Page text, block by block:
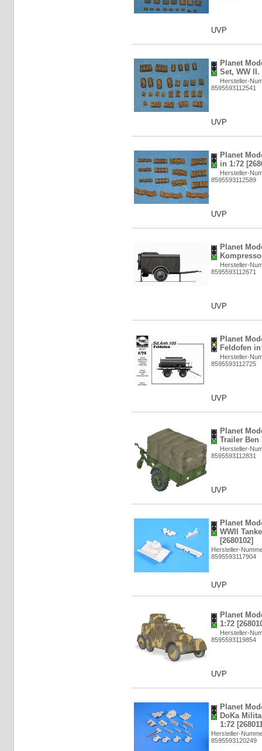
UVP
Planet
Set, WW II.
Hersteller-
8595593112541
UVP
Planet
in 1:72
Hersteller-
8595593112589
UVP
Planet
Hersteller-
8595593112671
UVP
Planet
Feldofen in
Hersteller-
8595593112725
UVP
Planet
Trailer Ben
Hersteller-
8595593112831
UVP
Planet
WWII
[2680102]
Hersteller-
8595593117904
UVP
Planet
1:72
Hersteller-
8595593119854
UVP
Planet
DoKa
1:72
Hersteller-
8595593120249